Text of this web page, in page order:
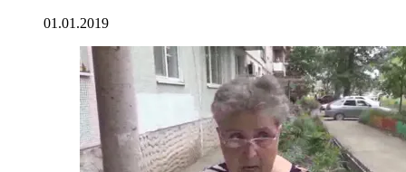
01.01.2019